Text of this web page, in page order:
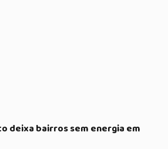
deixa bairros sem energia em